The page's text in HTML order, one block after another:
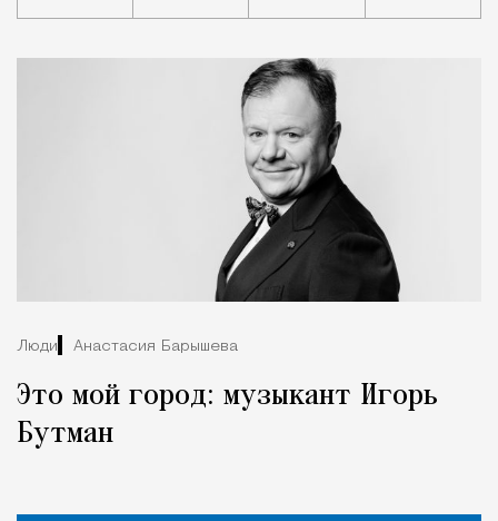
Люди Анастасия Барышева
Это мой город: музыкант Игорь
Бутман